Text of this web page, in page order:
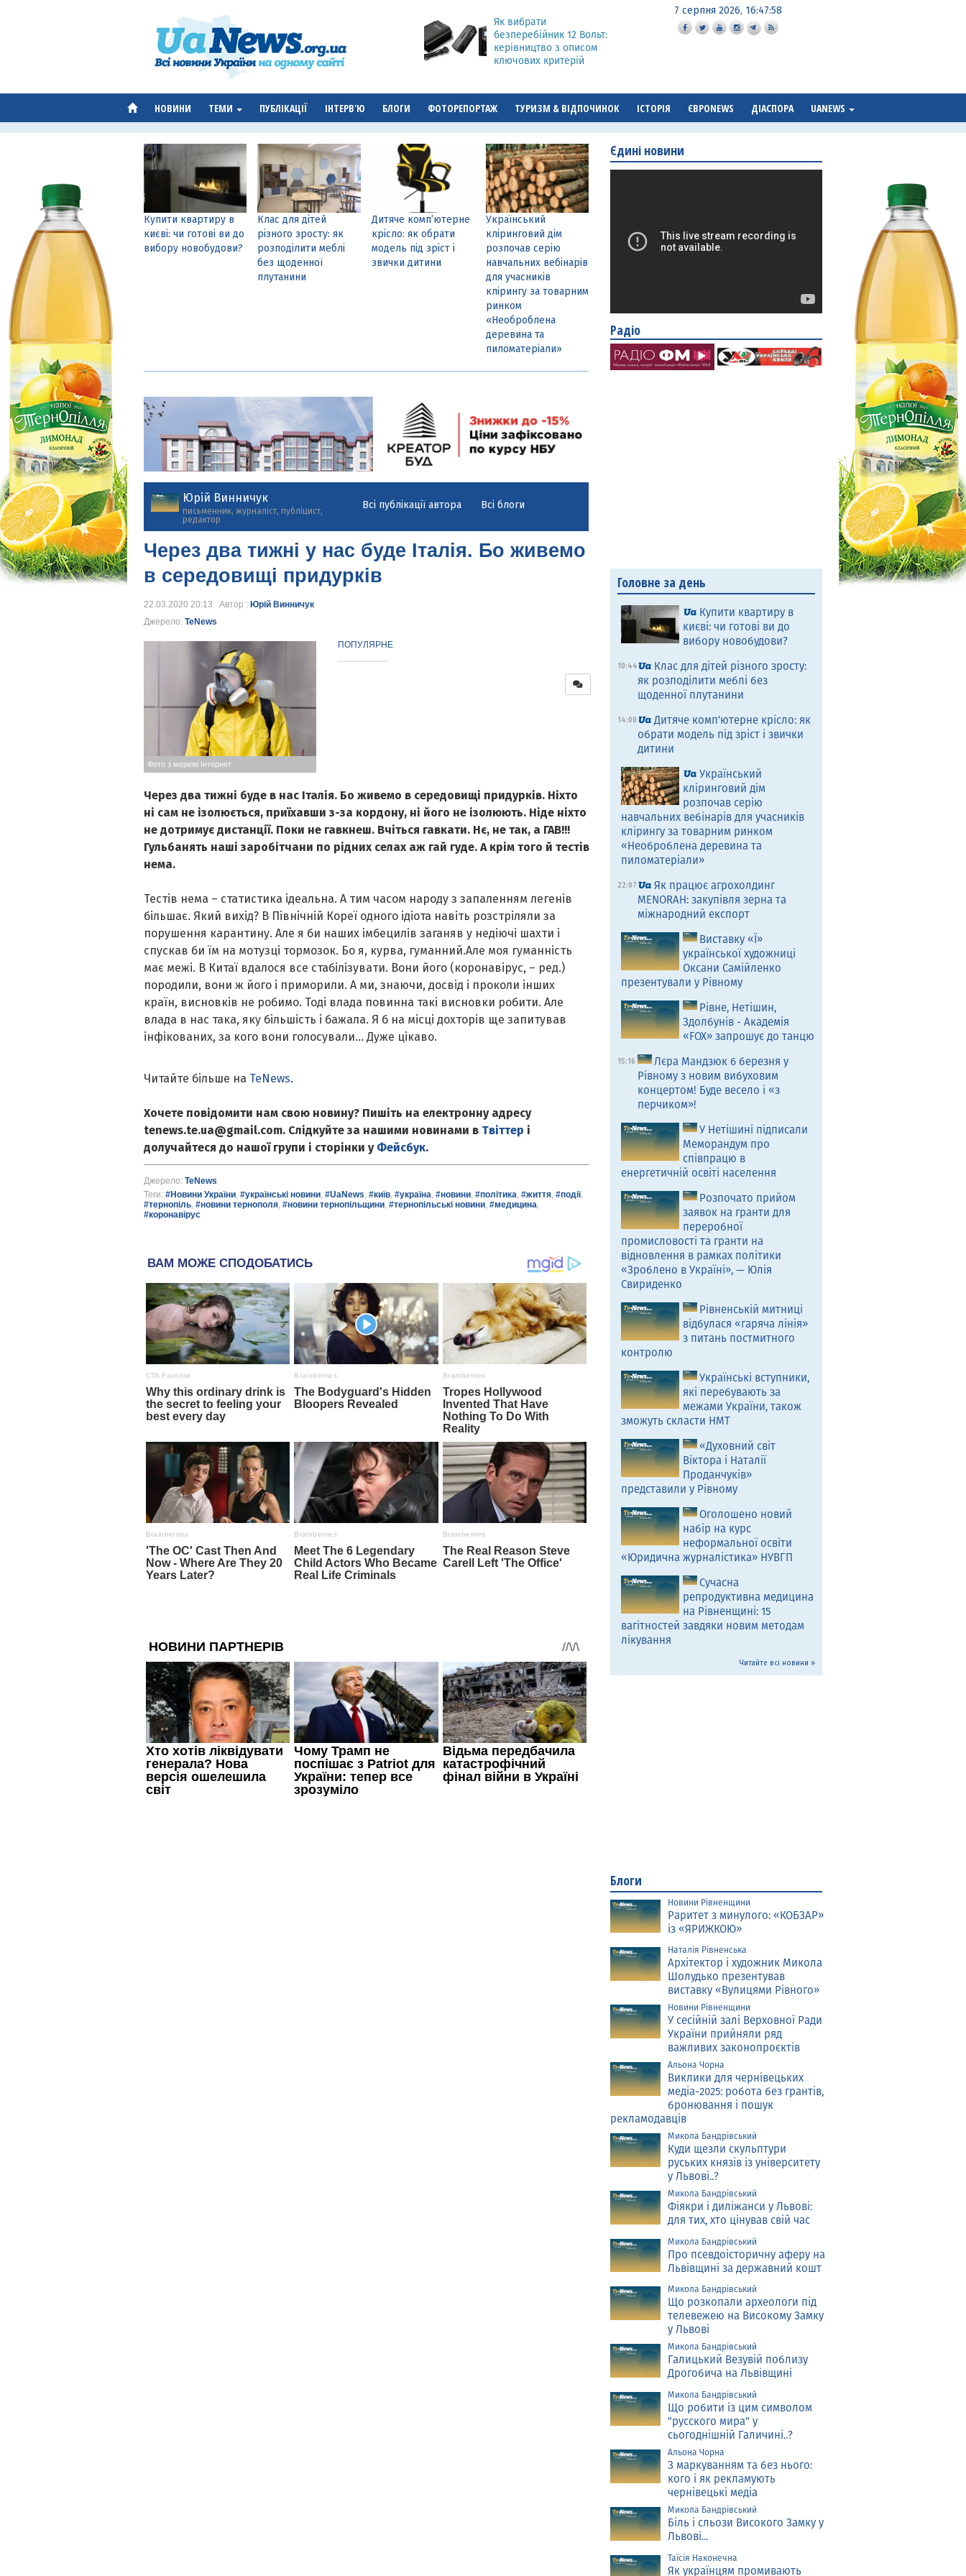
Як вибрати
безперебійник 12 Вольт:
керівництво з описом
ключових критерій
7 серпня 2026, 16:47:59
НОВИНИ ТЕМИ ПУБЛІКАЦІЇ ІНТЕРВ'Ю БЛОГИ ФОТОРЕПОРТАЖ ТУРИЗМ & ВІДПОЧИНОК ІСТОРІЯ ЄВРОNEWS ДІАСПОРА UANEWS
Купити квартиру в
києві: чи готові ви до
вибору новобудови?
Клас для дітей
різного зросту: як
розподілити меблі
без щоденної
плутанини
Дитяче комп’ютерне
крісло: як обрати
модель під зріст і
звички дитини
Український
кліринговий дім
розпочав серію
навчальних вебінарів
для учасників
клірингу за товарним
ринком
«Необроблена
деревина та
пиломатеріали»
Юрій Винничук
письменник, журналіст, публіцист,
редактор
Всі публікації автора Всі блоги
Через два тижні у нас буде Італія. Бо живемо
в середовищі придурків
22.03.2020 20:13 Автор : Юрій Винничук
Джерело: TeNews
Фото з мережі Інтернет
ПОПУЛЯРНЕ
Через два тижні буде в нас Італія. Бо живемо в середовищі придурків. Ніхто
ні сам не ізолюється, приїхавши з-за кордону, ні його не ізолюють. Ніде ніхто
не дотримує дистанції. Поки не гавкнеш. Вчіться гавкати. Нє, не так, а ГАВ!!!
Гульбанять наші заробітчани по рідних селах аж гай гуде. А крім того й тестів
нема.
Тестів нема – статистика ідеальна. А тим часом народу з запаленням легенів
більшає. Який вихід? В Північній Кореї одного ідіота навіть розстріляли за
порушення карантину. Але я би наших імбецилів заганяв у недіючі шахти і
спускав би їм на мотузці тормозок. Бо я, курва, гуманний.Але моя гуманність
має межі. В Китаї вдалося все стабілізувати. Вони його (коронавірус, – ред.)
породили, вони ж його і приморили. А ми, знаючи, досвід і проколи інших
країн, висновків не робимо. Тоді влада повинна такі висновки робити. Але
влада в нас така, яку більшість і бажала. Я б на місці дохторів ще запитував
інфікованих, за кого вони голосували… Дуже цікаво.
Читайте більше на TeNews.
Хочете повідомити нам свою новину? Пишіть на електронну адресу
tenews.te.ua@gmail.com. Слідкуйте за нашими новинами в Твіттер і
долучайтеся до нашої групи і сторінки у Фейсбук.
Джерело: TeNews
Теги: #Новини України, #українські новини, #UaNews, #київ, #україна, #новини, #політика, #життя, #події,
#тернопіль, #новини тернополя, #новини тернопільщини, #тернопільські новини, #медицина,
#коронавірус
Єдині новини
Радіо
Головне за день
Купити квартиру в
києві: чи готові ви до
вибору новобудови?
10:44
Клас для дітей різного зросту:
як розподілити меблі без
щоденної плутанини
14:00
Дитяче комп’ютерне крісло: як
обрати модель під зріст і звички
дитини
Український
кліринговий дім
розпочав серію
навчальних вебінарів для учасників
клірингу за товарним ринком
«Необроблена деревина та
пиломатеріали»
22:07
Як працює агрохолдинг
MENORAH: закупівля зерна та
міжнародний експорт
Виставку «Ї»
української художниці
Оксани Самійленко
презентували у Рівному
Рівне, Нетішин,
Здолбунів - Академія
«FOX» запрошує до танцю
15:16
Лєра Мандзюк 6 березня у
Рівному з новим вибуховим
концертом! Буде весело і «з
перчиком»!
У Нетішині підписали
Меморандум про
співпрацю в
енергетичній освіті населення
Розпочато прийом
заявок на гранти для
переробної
промисловості та гранти на
відновлення в рамках політики
«Зроблено в Україні», — Юлія
Свириденко
Рівненській митниці
відбулася «гаряча лінія»
з питань постмитного
контролю
Українські вступники,
які перебувають за
межами України, також
зможуть скласти НМТ
«Духовний світ
Віктора і Наталії
Проданчуків»
представили у Рівному
Оголошено новий
набір на курс
неформальної освіти
«Юридична журналістика» НУВГП
Сучасна
репродуктивна медицина
на Рівненщині: 15
вагітностей завдяки новим методам
лікування
Читайте всі новини »
Блоги
Новини Рівненщини
Раритет з минулого: «КОБЗАР»
із «ЯРИЖКОЮ»
Наталія Рівненська
Архітектор і художник Микола
Шолудько презентував
виставку «Вулицями Рівного»
Новини Рівненщини
У сесійній залі Верховної Ради
України прийняли ряд
важливих законопроєктів
Альона Чорна
Виклики для чернівецьких
медіа-2025: робота без грантів,
бронювання і пошук
рекламодавців
Микола Бандрівський
Куди щезли скульптури
руських князів із університету
у Львові..?
Микола Бандрівський
Фіякри і диліжанси у Львові:
для тих, хто цінував свій час
Микола Бандрівський
Про псевдоісторичну аферу на
Львівщині за державний кошт
Микола Бандрівський
Що розкопали археологи під
телевежею на Високому Замку
у Львові
Микола Бандрівський
Галицький Везувій поблизу
Дрогобича на Львівщині
Микола Бандрівський
Що робити із цим символом
"русского мира" у
сьогоднішній Галичині..?
Альона Чорна
З маркуванням та без нього:
кого і як рекламують
чернівецькі медіа
Микола Бандрівський
Біль і сльози Високого Замку у
Львові...
Таїсія Наконечна
Як українцям промивають